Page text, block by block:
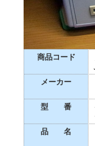
商品コード
メーカー
型 番
品 名